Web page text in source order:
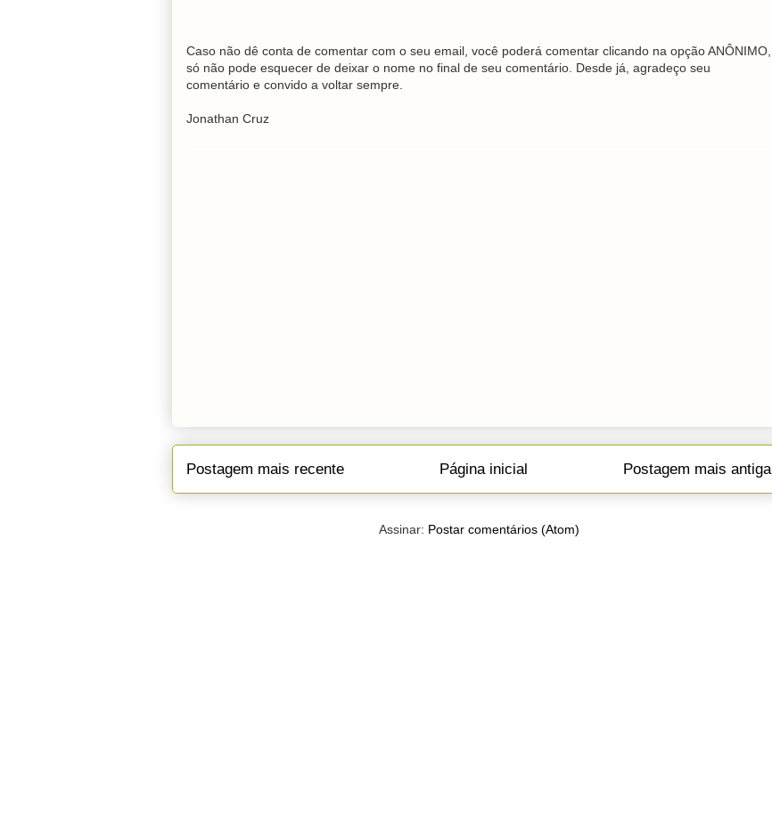
Caso não dê conta de comentar com o seu email, você poderá comentar clicando na opção ANÔNIMO,
só não pode esquecer de deixar o nome no final de seu comentário. Desde já, agradeço seu
comentário e convido a voltar sempre.
Jonathan Cruz
Postagem mais recente Postagem mais antiga
Página inicial
Assinar: Postar comentários (Atom)